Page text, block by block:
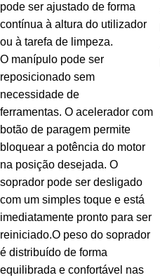
pode ser ajustado de forma
contínua à altura do utilizador
ou à tarefa de limpeza.
O manípulo pode ser
reposicionado sem
necessidade de
ferramentas. O acelerador com
botão de paragem permite
bloquear a potência do motor
na posição desejada. O
soprador pode ser desligado
com um simples toque e está
imediatamente pronto para ser
reiniciado.O peso do soprador
é distribuído de forma
equilibrada e confortável nas